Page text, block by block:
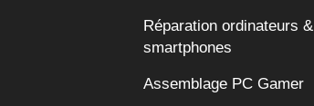
Réparation ordinateurs &
smartphones
Assemblage PC Gamer